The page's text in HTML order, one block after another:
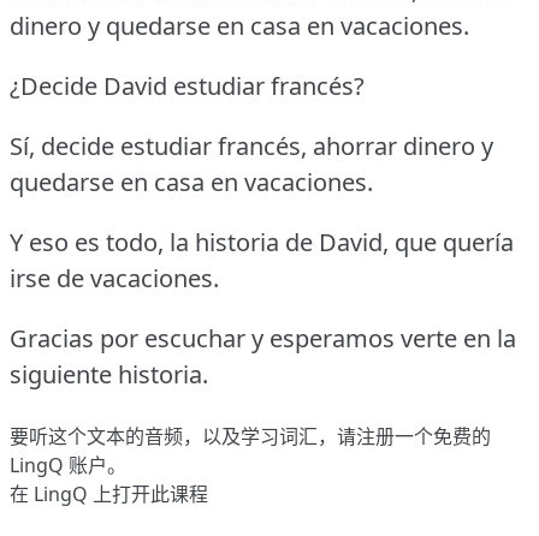
dinero y quedarse en casa en vacaciones.
¿Decide David estudiar francés?
Sí, decide estudiar francés, ahorrar dinero y
quedarse en casa en vacaciones.
Y eso es todo, la historia de David, que quería
irse de vacaciones.
Gracias por escuchar y esperamos verte en la
siguiente historia.
要听这个文本的音频，以及学习词汇，请注册一个免费的
LingQ 账户。
在 LingQ 上打开此课程